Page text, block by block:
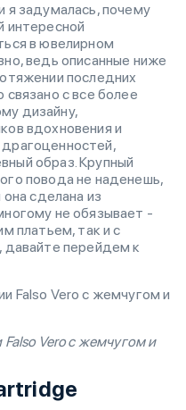
я задумалась, почему
интересной
в ювелирном
ведь описанные ниже
последних
с все более
дизайну,
вдохновения и
образ. Крупный
повода не наденешь,
сделана из
не обязывает -
платьем, так и с
перейдем к
Vero с жемчугом и